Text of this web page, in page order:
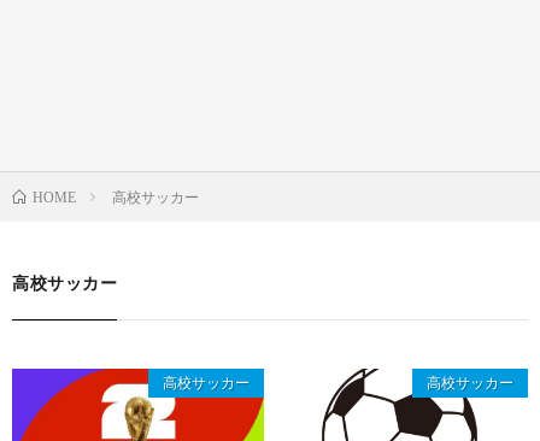
HOME 高校サッカー
高校サッカー
高校サッカー 高校サッカー